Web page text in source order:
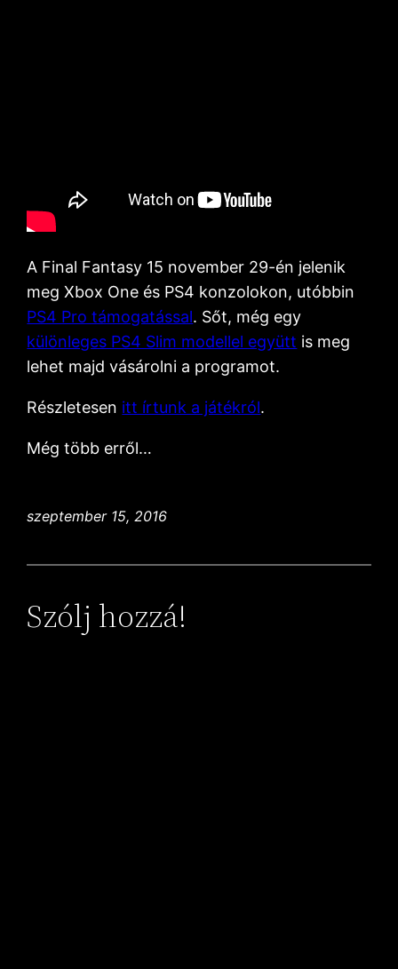
A Final Fantasy 15 november 29-én jelenik
meg Xbox One és PS4 konzolokon, utóbbin
PS4 Pro támogatással. Sőt, még egy
különleges PS4 Slim modellel együtt is meg
lehet majd vásárolni a programot.
Részletesen itt írtunk a játékról.
Még több erről…
szeptember 15, 2016
Szólj hozzá!